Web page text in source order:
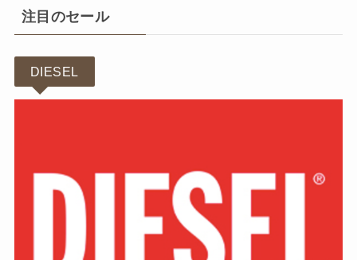
注目のセール
DIESEL